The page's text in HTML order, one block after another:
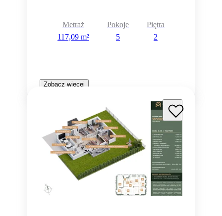
Metraż
117,09 m²
Pokoje
5
Piętra
2
Zobacz więcej